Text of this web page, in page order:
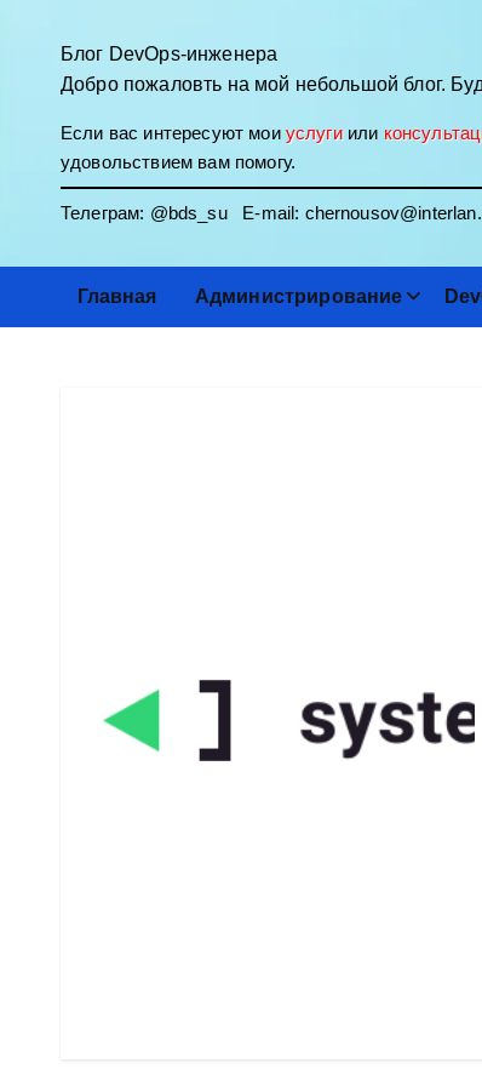
Блог DevOps-инженера
Добро пожаловть на мой небольшой блог.
Если вас интересуют мои услугиили
удовольствием вам помогу.
Телеграм: @bds_suE-mail:
Главная Администрирование